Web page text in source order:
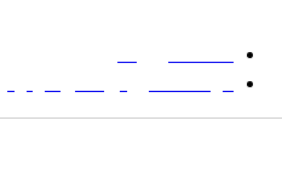
دانشگاه بیرجند
مؤسسه آموزش عالی فردوس